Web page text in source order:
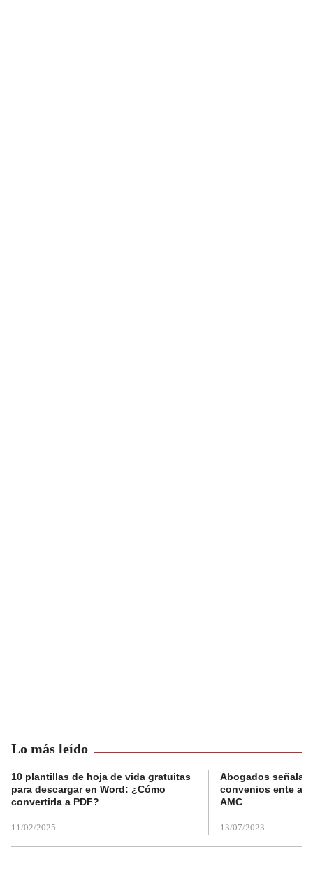
Lo más leído
10 plantillas de hoja de vida gratuitas
para descargar en Word: ¿Cómo
convertirla a PDF?
11/02/2025
Abogados
convenios ente
AMC
13/07/2023